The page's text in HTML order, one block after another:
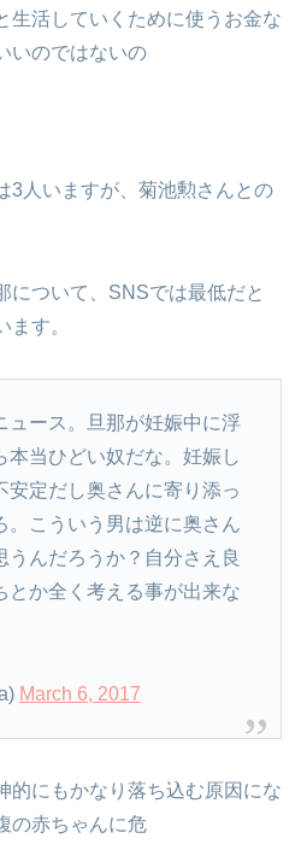
生活していくために使うお金な
いのではないの
3人いますが、菊池勲さんとの
について、SNSでは最低だと
す。
ュース。旦那が妊娠中に浮
本当ひどい奴だな。妊娠し
安定だし奥さんに寄り添っ
。こういう男は逆に奥さん
うんだろうか？自分さえ良
とか全く考える事が出来な
March 6, 2017
的にもかなり落ち込む原因にな
の赤ちゃんに危